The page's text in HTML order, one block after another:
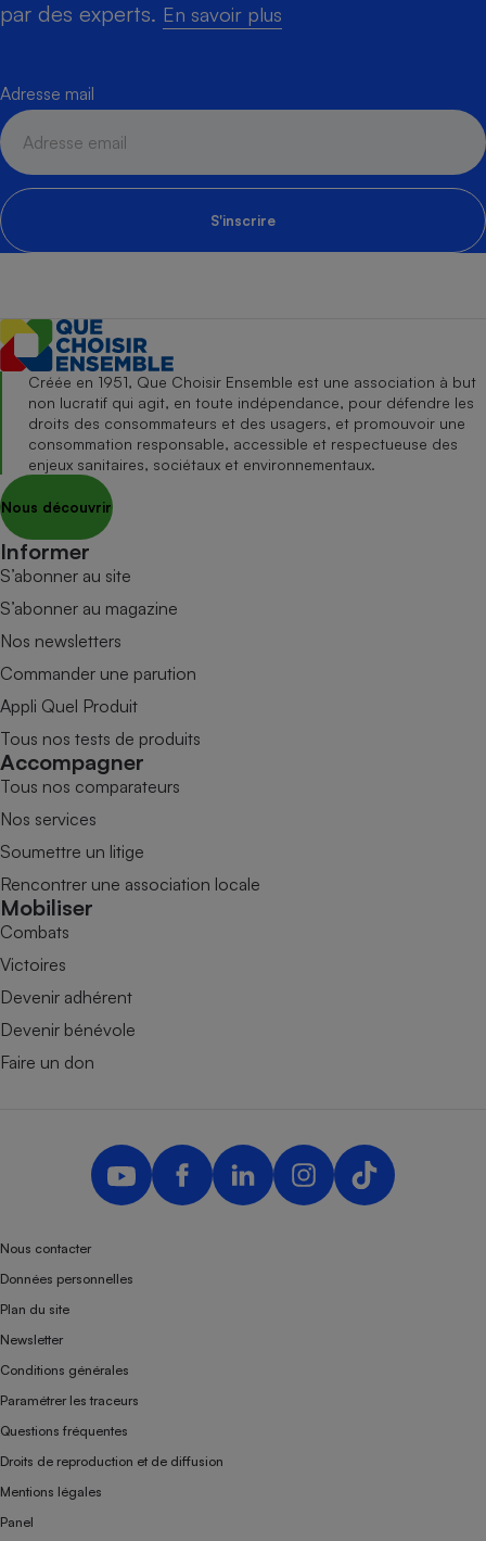
par des experts. En savoir plus
Adresse mail
S'inscrire
Créée en 1951, Que Choisir Ensemble est une association à but
non lucratif qui agit, en toute indépendance, pour défendre les
droits des consommateurs et des usagers, et promouvoir une
consommation responsable, accessible et respectueuse des
enjeux sanitaires, sociétaux et environnementaux.
Nous découvrir
Informer
S’abonner au site
S’abonner au magazine
Nos newsletters
Commander une parution
Appli Quel Produit
Tous nos tests de produits
Accompagner
Tous nos comparateurs
Nos services
Soumettre un litige
Rencontrer une association locale
Mobiliser
Combats
Victoires
Devenir adhérent
Devenir bénévole
Faire un don
Nous contacter
Données personnelles
Plan du site
Newsletter
Conditions générales
Paramétrer les traceurs
Questions fréquentes
Droits de reproduction et de diffusion
Mentions légales
Panel